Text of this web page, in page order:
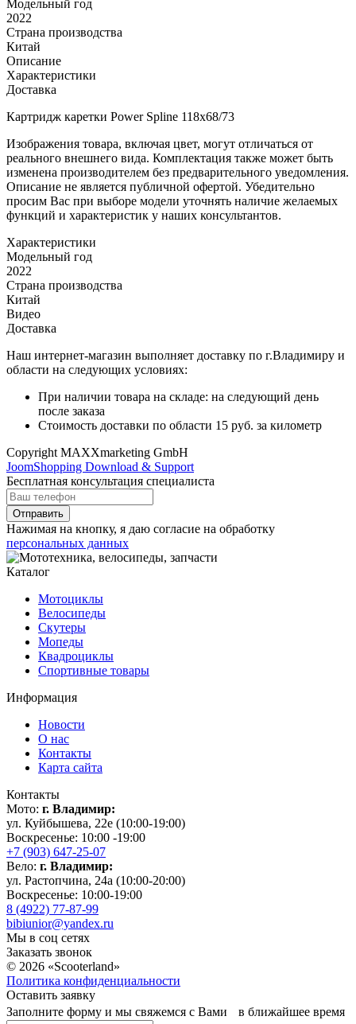
Модельный год
2022
Страна производства
Китай
Описание
Характеристики
Доставка
Картридж каретки Power Spline 118x68/73
Изображения товара, включая цвет, могут отличаться от
реального внешнего вида. Комплектация также может быть
изменена производителем без предварительного уведомления.
Описание не является публичной офертой. Убедительно
просим Вас при выборе модели уточнять наличие желаемых
функций и характеристик у наших консультантов.
Характеристики
Модельный год
2022
Страна производства
Китай
Видео
Доставка
Наш интернет-магазин выполняет доставку по г.Владимиру и
области на следующих условиях:
При наличии товара на складе: на следующий день
после заказа
Стоимость доставки по области 15 руб. за километр
Copyright MAXXmarketing GmbH
JoomShopping Download & Support
Бесплатная консультация специалиста
Отправить
Нажимая на кнопку, я даю согласие на обработку
персональных данных
Каталог
Мотоциклы
Велосипеды
Скутеры
Мопеды
Квадроциклы
Спортивные товары
Информация
Новости
О нас
Контакты
Карта сайта
Контакты
Мото: г. Владимир:
ул. Куйбышева, 22е (10:00-19:00)
Воскресенье: 10:00 -19:00
+7 (903) 647-25-07
Вело: г. Владимир:
ул. Растопчина, 24а (10:00-20:00)
Воскресенье: 10:00-19:00
8 (4922) 77-87-99
bibiunior@yandex.ru
Мы в соц сетях
Заказать звонок
© 2026 «Scooterland»
Политика конфиденциальности
Оставить заявку
Заполните форму и мы свяжемся с Вами в ближайшее время